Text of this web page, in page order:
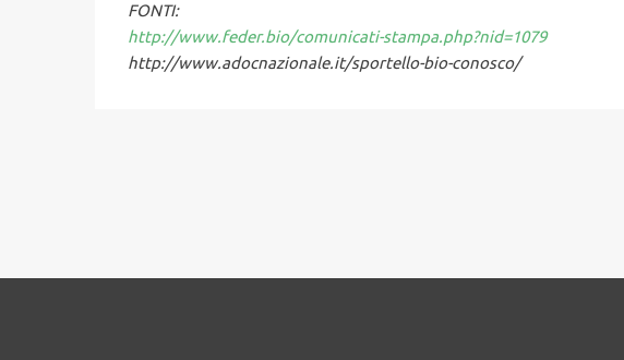
FONTI:
http://www.feder.bio/comunicati-stampa.php?nid=1079
http://www.adocnazionale.it/sportello-bio-conosco/